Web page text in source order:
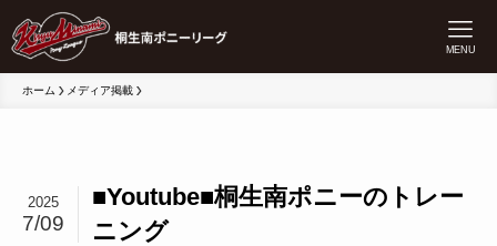
MENU
ホーム メディア掲載
■Youtube■桐生南ポニーのトレー
ニング
2025
7/09